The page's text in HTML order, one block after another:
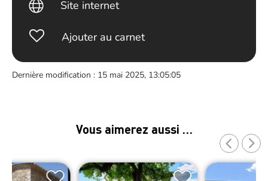
Site internet
Ajouter au carnet
Dernière modification : 15 mai 2025, 13:05:05
Vous aimerez aussi …